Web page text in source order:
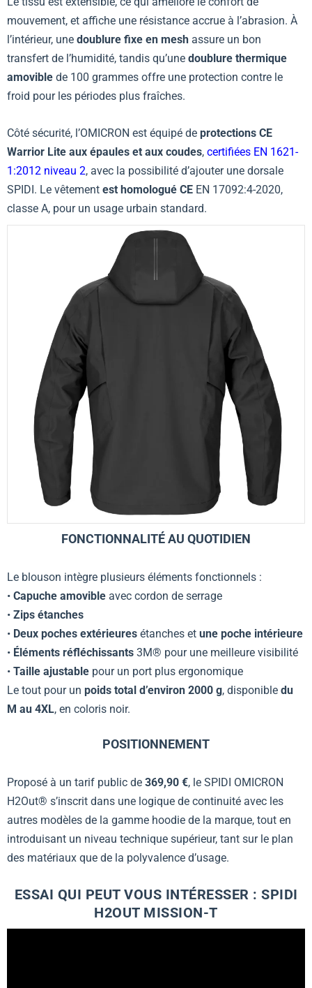
mouvement, et affiche une résistance accrue à l’abrasion. À
l’intérieur, une doublure fixe en mesh assure un bon
transfert de l’humidité, tandis qu’une doublure thermique
amovible de 100 grammes offre une protection contre le
froid pour les périodes plus fraîches.
Côté sécurité, l’OMICRON est équipé de protections CE
Warrior Lite aux épaules et aux coudes, certifiées EN 1621-
1:2012 niveau 2, avec la possibilité d’ajouter une dorsale
SPIDI. Le vêtement est homologué CE EN 17092:4-2020,
classe A, pour un usage urbain standard.
FONCTIONNALITÉ AU QUOTIDIEN
Le blouson intègre plusieurs éléments fonctionnels :
• Capuche amovible avec cordon de serrage
• Zips étanches
• Deux poches extérieures étanches et une poche intérieure
• Éléments réfléchissants 3M® pour une meilleure visibilité
• Taille ajustable pour un port plus ergonomique
Le tout pour un poids total d’environ 2000 g, disponible du
M au 4XL, en coloris noir.
POSITIONNEMENT
Proposé à un tarif public de 369,90 €, le SPIDI OMICRON
H2Out® s’inscrit dans une logique de continuité avec les
autres modèles de la gamme hoodie de la marque, tout en
introduisant un niveau technique supérieur, tant sur le plan
des matériaux que de la polyvalence d’usage.
ESSAI QUI PEUT VOUS INTÉRESSER : SPIDI
H2OUT MISSION-T